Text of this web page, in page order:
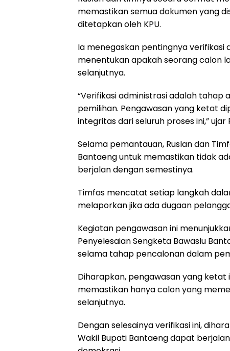
memastikan semua dokumen yang
ditetapkan oleh KPU.
Ia menegaskan pentingnya verifikasi
menentukan apakah seorang calon
selanjutnya.
“Verifikasi administrasi adalah
pemilihan. Pengawasan yang ketat
integritas dari seluruh proses ini,” ujar
Selama pemantauan, Ruslan dan
Bantaeng untuk memastikan tidak
berjalan dengan semestinya.
Timfas mencatat setiap langkah
melaporkan jika ada dugaan
Kegiatan pengawasan ini
Penyelesaian Sengketa Bawaslu
selama tahap pencalonan dalam
Diharapkan, pengawasan yang
memastikan hanya calon yang
selanjutnya.
Dengan selesainya verifikasi ini,
Wakil Bupati Bantaeng dapat